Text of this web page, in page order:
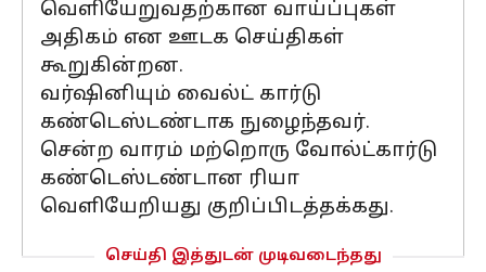
வெளியேறுவதற்கான வாய்ப்புகள்
அதிகம் என ஊடக செய்திகள்
கூறுகின்றன.
வர்ஷினியும் வைல்ட் கார்டு
கண்டெஸ்டண்டாக நுழைந்தவர்.
சென்ற வாரம் மற்றொரு வோல்ட்கார்டு
கண்டெஸ்டண்டான ரியா
வெளியேறியது குறிப்பிடத்தக்கது.
செய்தி இத்துடன் முடிவடைந்தது